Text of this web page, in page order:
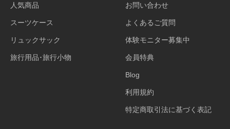
人気商品
スーツケース
リュックサック
旅行用品･旅行小物
お問い合わせ
よくあるご質問
体験モニター募集中
会員特典
Blog
利用規約
特定商取引法に基づく表記